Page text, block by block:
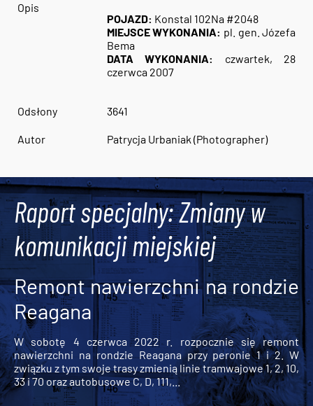
Opis
POJAZD: Konstal 102Na #2048
MIEJSCE WYKONANIA: pl. gen. Józefa
Bema
DATA WYKONANIA:
czwartek, 28
czerwca 2007
Odsłony 3641
Autor Patrycja Urbaniak (Photographer)
Raport specjalny: Zmiany w
komunikacji miejskiej
Remont nawierzchni na rondzie
Reagana
W sobotę 4 czerwca 2022 r. rozpocznie się remont
nawierzchni na rondzie Reagana przy peronie 1 i 2. W
związku z tym swoje trasy zmienią linie tramwajowe 1, 2, 10,
33 i 70 oraz autobusowe C, D, 111,...